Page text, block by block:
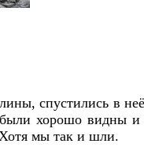
спустились в
хорошо видны и
мы так и шли.